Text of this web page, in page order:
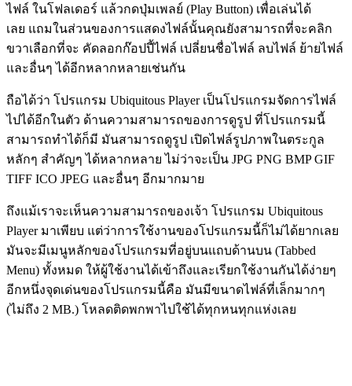
ไฟล์ ในโฟลเดอร์ แล้วกดปุ่มเพลย์ (Play Button) เพื่อเล่นได้
เลย แถมในส่วนของการแสดงไฟล์นั้นคุณยังสามารถที่จะคลิก
ขวาเลือกที่จะ คัดลอกก๊อปปี้ไฟล์ เปลี่ยนชื่อไฟล์ ลบไฟล์ ย้ายไฟล์
และอื่นๆ ได้อีกหลากหลายเช่นกัน
ถือได้ว่า โปรแกรม Ubiquitous Player เป็นโปรแกรมจัดการไฟล์
ไปได้อีกในตัว ด้านความสามารถของการดูรูป ที่โปรแกรมนี้
สามารถทำได้ก็มี มันสามารถดูรูป เปิดไฟล์รูปภาพในตระกูล
หลักๆ สำคัญๆ ได้หลากหลาย ไม่ว่าจะเป็น JPG PNG BMP GIF
TIFF ICO JPEG และอื่นๆ อีกมากมาย
ถึงแม้เราจะเห็นความสามารถของเจ้า โปรแกรม Ubiquitous
Player มาเพียบ แต่ว่าการใช้งานของโปรแกรมนี้ก็ไม่ได้ยากเลย
มันจะมีเมนูหลักของโปรแกรมที่อยู่บนแถบด้านบน (Tabbed
Menu) ทั้งหมด ให้ผู้ใช้งานได้เข้าถึงและเรียกใช้งานกันได้ง่ายๆ
อีกหนึ่งจุดเด่นของโปรแกรมนี้คือ มันมีขนาดไฟล์ที่เล็กมากๆ
(ไม่ถึง 2 MB.) โหลดติดพกพาไปใช้ได้ทุกหนทุกแห่งเลย